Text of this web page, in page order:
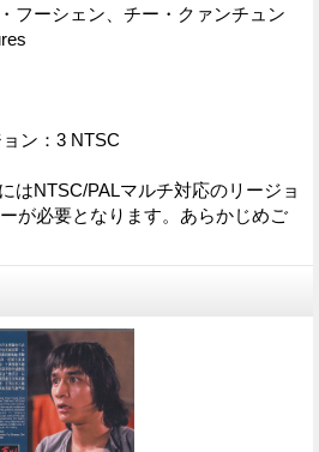
フーシェン、チー・クァンチュン
ン：3 NTSC
はNTSC/PALマルチ対応のリージョ
が必要となります。あらかじめご